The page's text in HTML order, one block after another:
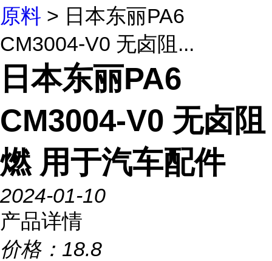
原料 > 日本东丽PA6
CM3004-V0 无卤阻...
日本东丽PA6
CM3004-V0 无卤阻
燃 用于汽车配件
2024-01-10
产品详情
价格： 18.8